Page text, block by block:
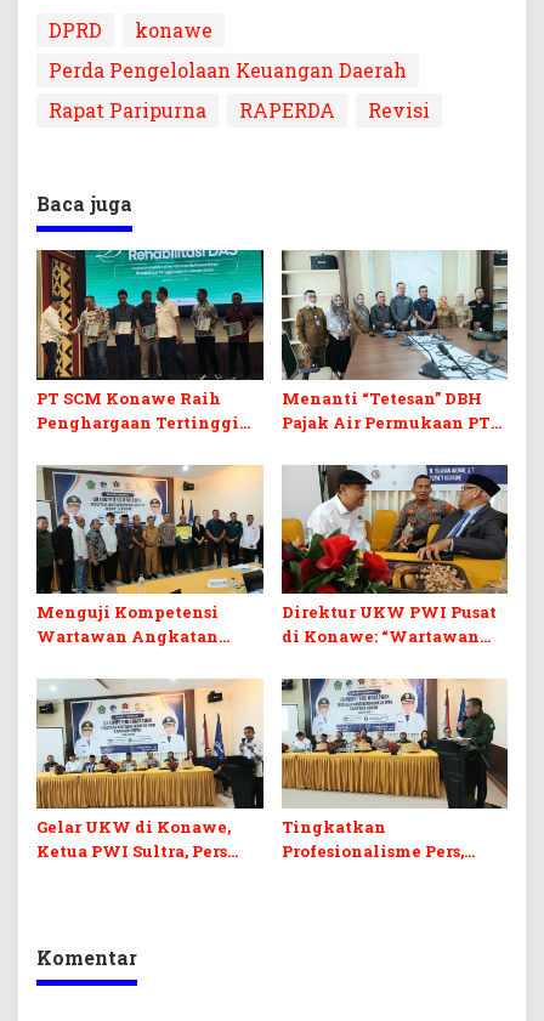
DPRD
konawe
Perda Pengelolaan Keuangan Daerah
Rapat Paripurna
RAPERDA Revisi
Baca juga
PT SCM Konawe Raih
Penghargaan Tertinggi
Daerah Aliran Sungai di
Sultra
Menanti “Tetesan” DBH
Pajak Air Permukaan PT
Menguji Kompetensi
Wartawan Angkatan
Konawe
Direktur UKW PWI Pusat
di Konawe: “Wartawan
Adab dan Integritas”
Gelar UKW di Konawe,
Ketua PWI Sultra, Pers
Tingkatkan
Profesionalisme Pers,
Komentar